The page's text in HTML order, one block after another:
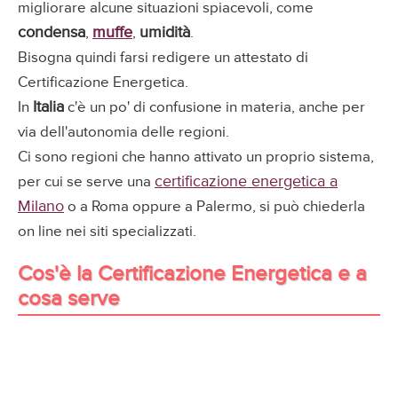
migliorare alcune situazioni spiacevoli, come
condensa, muffe, umidità.
Bisogna quindi farsi redigere un attestato di
Certificazione Energetica.
In Italia c'è un po' di confusione in materia, anche per
via dell'autonomia delle regioni.
Ci sono regioni che hanno attivato un proprio sistema,
per cui se serve una certificazione energetica a
Milano o a Roma oppure a Palermo, si può chiederla
on line nei siti specializzati.
Cos'è la Certificazione Energetica e a
cosa serve